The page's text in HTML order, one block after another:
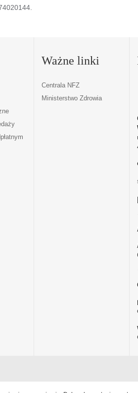
Ważne linki
Centrala NFZ
Ministerstwo Zdrowia